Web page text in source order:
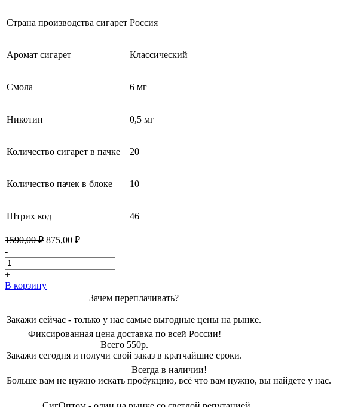
Страна производства сигарет Россия
Аромат сигарет Классический
Смола 6 мг
Никотин 0,5 мг
Количество сигарет в пачке 20
Количество пачек в блоке 10
Штрих код 46
1590,00₽ Первоначальная
составляла
1590,00 ₽.
875,00 ₽Текущая
875,00 ₽.
-
+
В корзину
Зачем переплачивать?
Закажи сейчас - только у нас самые выгодные цены на рынке.
Фиксированная цена доставка по всей России!
Всего 550р.
Закажи сегодня и получи свой заказ в кратчайшие сроки.
Всегда в наличии!
Больше вам не нужно искать пробукцию, всё что вам нужно, вы найдете у нас.